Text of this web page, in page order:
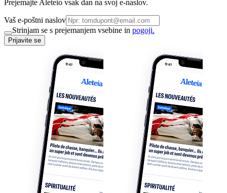
Prejemajte Aleteio vsak dan na svoj e-naslov.
Vaš e-poštni naslov
Strinjam se s prejemanjem vsebine in pogoji.
Prijavite se